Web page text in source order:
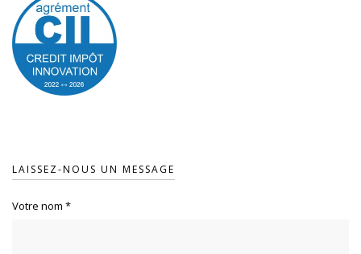
LAISSEZ-NOUS UN MESSAGE
Votre nom *